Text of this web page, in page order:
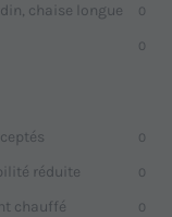
chaise longue 0
0
0
réduite 0
chauffé 0